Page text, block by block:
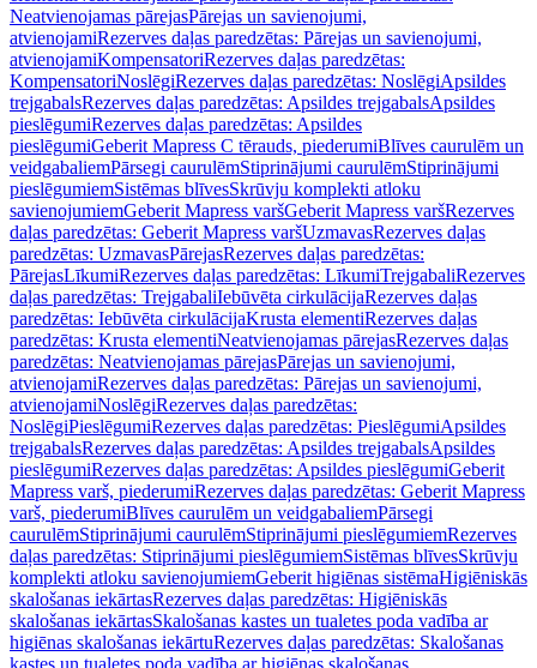
Neatvienojamas pārejasPārejas un savienojumi,
atvienojamiRezerves daļas paredzētas: Pārejas un savienojumi,
atvienojamiKompensatoriRezerves daļas paredzētas:
KompensatoriNoslēgiRezerves daļas paredzētas: NoslēgiApsildes
trejgabalsRezerves daļas paredzētas: Apsildes trejgabalsApsildes
pieslēgumiRezerves daļas paredzētas: Apsildes
pieslēgumiGeberit Mapress C tērauds, piederumiBlīves caurulēm un
veidgabaliemPārsegi caurulēmStiprinājumi caurulēmStiprinājumi
pieslēgumiemSistēmas blīvesSkrūvju komplekti atloku
savienojumiemGeberit Mapress varšGeberit Mapress varšRezerves
daļas paredzētas: Geberit Mapress varšUzmavasRezerves daļas
paredzētas: UzmavasPārejasRezerves daļas paredzētas:
PārejasLīkumiRezerves daļas paredzētas: LīkumiTrejgabaliRezerves
daļas paredzētas: TrejgabaliIebūvēta cirkulācijaRezerves daļas
paredzētas: Iebūvēta cirkulācijaKrusta elementiRezerves daļas
paredzētas: Krusta elementiNeatvienojamas pārejasRezerves daļas
paredzētas: Neatvienojamas pārejasPārejas un savienojumi,
atvienojamiRezerves daļas paredzētas: Pārejas un savienojumi,
atvienojamiNoslēgiRezerves daļas paredzētas:
NoslēgiPieslēgumiRezerves daļas paredzētas: PieslēgumiApsildes
trejgabalsRezerves daļas paredzētas: Apsildes trejgabalsApsildes
pieslēgumiRezerves daļas paredzētas: Apsildes pieslēgumiGeberit
Mapress varš, piederumiRezerves daļas paredzētas: Geberit Mapress
varš, piederumiBlīves caurulēm un veidgabaliemPārsegi
caurulēmStiprinājumi caurulēmStiprinājumi pieslēgumiemRezerves
daļas paredzētas: Stiprinājumi pieslēgumiemSistēmas blīvesSkrūvju
komplekti atloku savienojumiemGeberit higiēnas sistēmaHigiēniskās
skalošanas iekārtasRezerves daļas paredzētas: Higiēniskās
skalošanas iekārtasSkalošanas kastes un tualetes poda vadība ar
higiēnas skalošanas iekārtuRezerves daļas paredzētas: Skalošanas
kastes un tualetes poda vadība ar higiēnas skalošanas